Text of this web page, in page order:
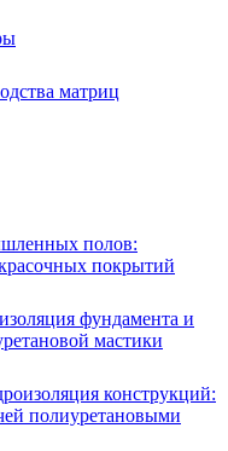
матриц
полов:
покрытий
фундамента и
мастики
конструкций:
полиуретановыми